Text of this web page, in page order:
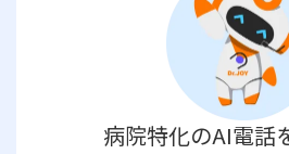
病院特化のAI電話